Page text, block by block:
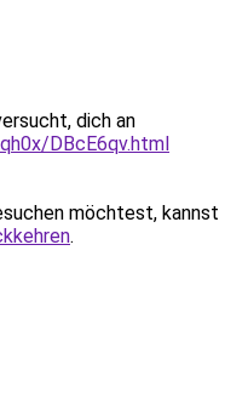
dich an
DBcE6qv.html
möchtest, kannst
.